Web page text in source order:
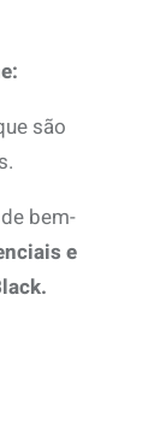
são
bem-
e